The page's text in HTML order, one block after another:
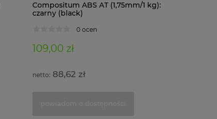
Compositum ABS AT (1,75mm/1 kg):
czarny (black)
0 ocen
109,00 zł
88,62 zł